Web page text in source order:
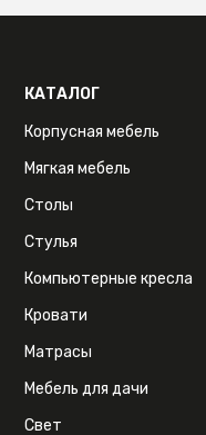
КАТАЛОГ
Корпусная мебель
Мягкая мебель
Столы
Стулья
Компьютерные кресла
Кровати
Матрасы
Мебель для дачи
Свет